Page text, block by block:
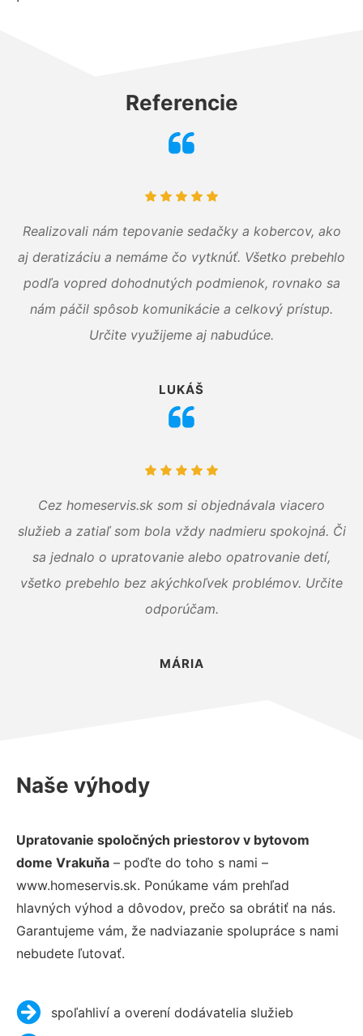
Referencie
Realizovali nám tepovanie sedačky a kobercov, ako
aj deratizáciu a nemáme čo vytknúť. Všetko prebehlo
podľa vopred dohodnutých podmienok, rovnako sa
nám páčil spôsob komunikácie a celkový prístup.
Určite využijeme aj nabudúce.
LUKÁŠ
Cez homeservis.sk som si objednávala viacero
služieb a zatiaľ som bola vždy nadmieru spokojná. Či
sa jednalo o upratovanie alebo opatrovanie detí,
všetko prebehlo bez akýchkoľvek problémov. Určite
odporúčam.
MÁRIA
Naše výhody
Upratovanie spoločných priestorov v bytovom
dome Vrakuňa – poďte do toho s nami –
www.homeservis.sk. Ponúkame vám prehľad
hlavných výhod a dôvodov, prečo sa obrátiť na nás.
Garantujeme vám, že nadviazanie spolupráce s nami
nebudete ľutovať.
spoľahliví a overení dodávatelia služieb